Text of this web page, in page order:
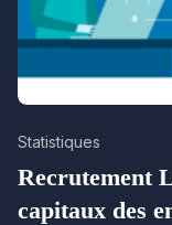
Category
Statistiques
Recrutement
capitaux des